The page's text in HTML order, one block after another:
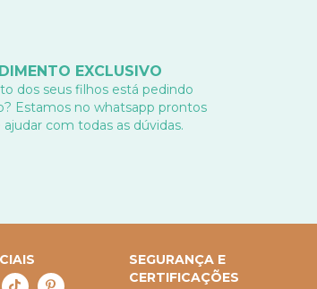
EXCLUSIVO
dos seus filhos está pedindo
Estamos no whatsapp prontos
ajudar com todas as dúvidas.
SEGURANÇA E
CERTIFICAÇÕES